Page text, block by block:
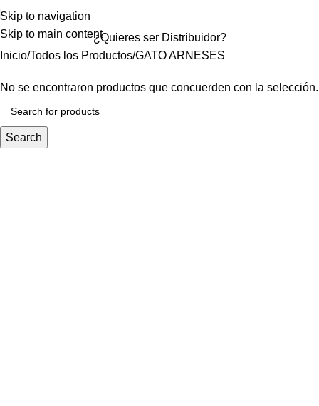
Skip to navigation
Skip to main content¿Quieres ser Distribuidor?
Inicio Todos los Productos GATO ARNESES
No se encontraron productos que concuerden con la selección.
Search